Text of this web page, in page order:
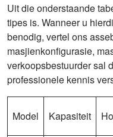
Uit die onderstaande
tipes is. Wanneer u
benodig, vertel ons
masjienkonfigurasie,
verkoopsbestuurder sal
professionele kennis
Model Kapasiteit